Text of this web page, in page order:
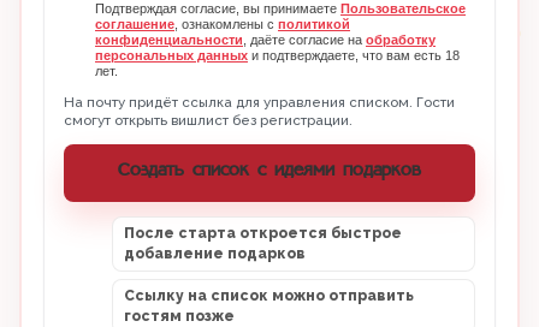
Подтверждая согласие, вы принимаете Пользовательское
соглашение, ознакомлены с политикой
конфиденциальности, даёте согласие на обработку
персональных данных и подтверждаете, что вам есть 18
лет.
На почту придёт ссылка для управления списком. Гости
смогут открыть вишлист без регистрации.
Создать список с идеями подарков
После старта откроется быстрое
добавление подарков
Ссылку на список можно отправить
гостям позже